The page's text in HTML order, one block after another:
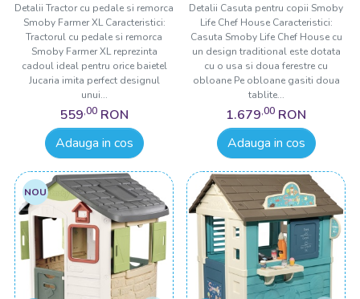
Detalii Tractor cu pedale si remorca
Smoby Farmer XL Caracteristici:
Tractorul cu pedale si remorca
Smoby Farmer XL reprezinta
cadoul ideal pentru orice baietel
Jucaria imita perfect designul
unui...
559,00 RON
Adauga in cos
Detalii Casuta pentru copii Smoby
Life Chef House Caracteristici:
Casuta Smoby Life Chef House cu
un design traditional este dotata
cu o usa si doua ferestre cu
obloane Pe obloane gasiti doua
tablite...
1.679,00 RON
Adauga in cos
NOU